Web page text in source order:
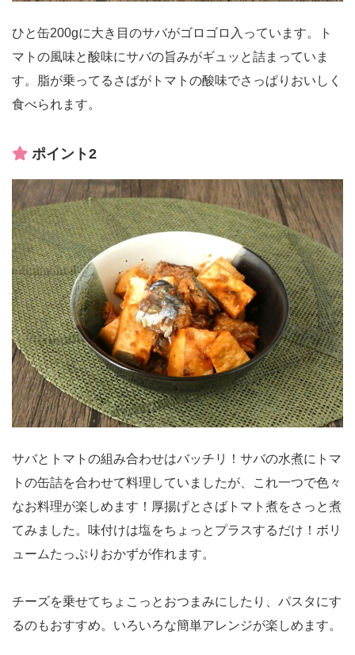
ひと缶200gに大き目のサバがゴロゴロ入っています。ト
マトの風味と酸味にサバの旨みがギュッと詰まっていま
す。脂が乗ってるさばがトマトの酸味でさっぱりおいしく
食べられます。
ポイント2
サバとトマトの組み合わせはバッチリ！サバの水煮にトマ
トの缶詰を合わせて料理していましたが、これ一つで色々
なお料理が楽しめます！厚揚げとさばトマト煮をさっと煮
てみました。味付けは塩をちょっとプラスするだけ！ボリ
ュームたっぷりおかずが作れます。
チーズを乗せてちょこっとおつまみにしたり、パスタにす
るのもおすすめ。いろいろな簡単アレンジが楽しめます。